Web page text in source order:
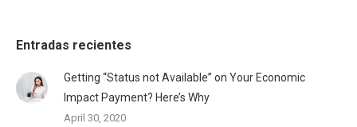
Entradas recientes
Getting “Status not Available” on Your Economic
Impact Payment? Here’s Why
April 30, 2020